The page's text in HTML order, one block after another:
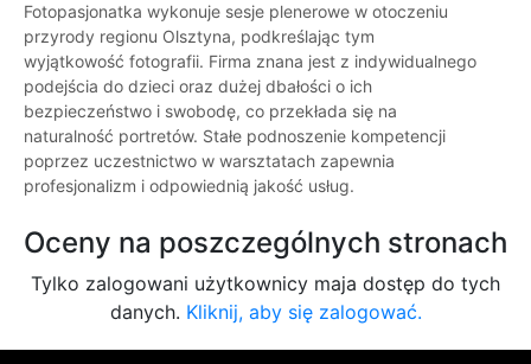
Fotopasjonatka wykonuje sesje plenerowe w otoczeniu
przyrody regionu Olsztyna, podkreślając tym
wyjątkowość fotografii. Firma znana jest z indywidualnego
podejścia do dzieci oraz dużej dbałości o ich
bezpieczeństwo i swobodę, co przekłada się na
naturalność portretów. Stałe podnoszenie kompetencji
poprzez uczestnictwo w warsztatach zapewnia
profesjonalizm i odpowiednią jakość usług.
Oceny na poszczególnych stronach
Tylko zalogowani użytkownicy maja dostęp do tych
danych. Kliknij, aby się zalogować.